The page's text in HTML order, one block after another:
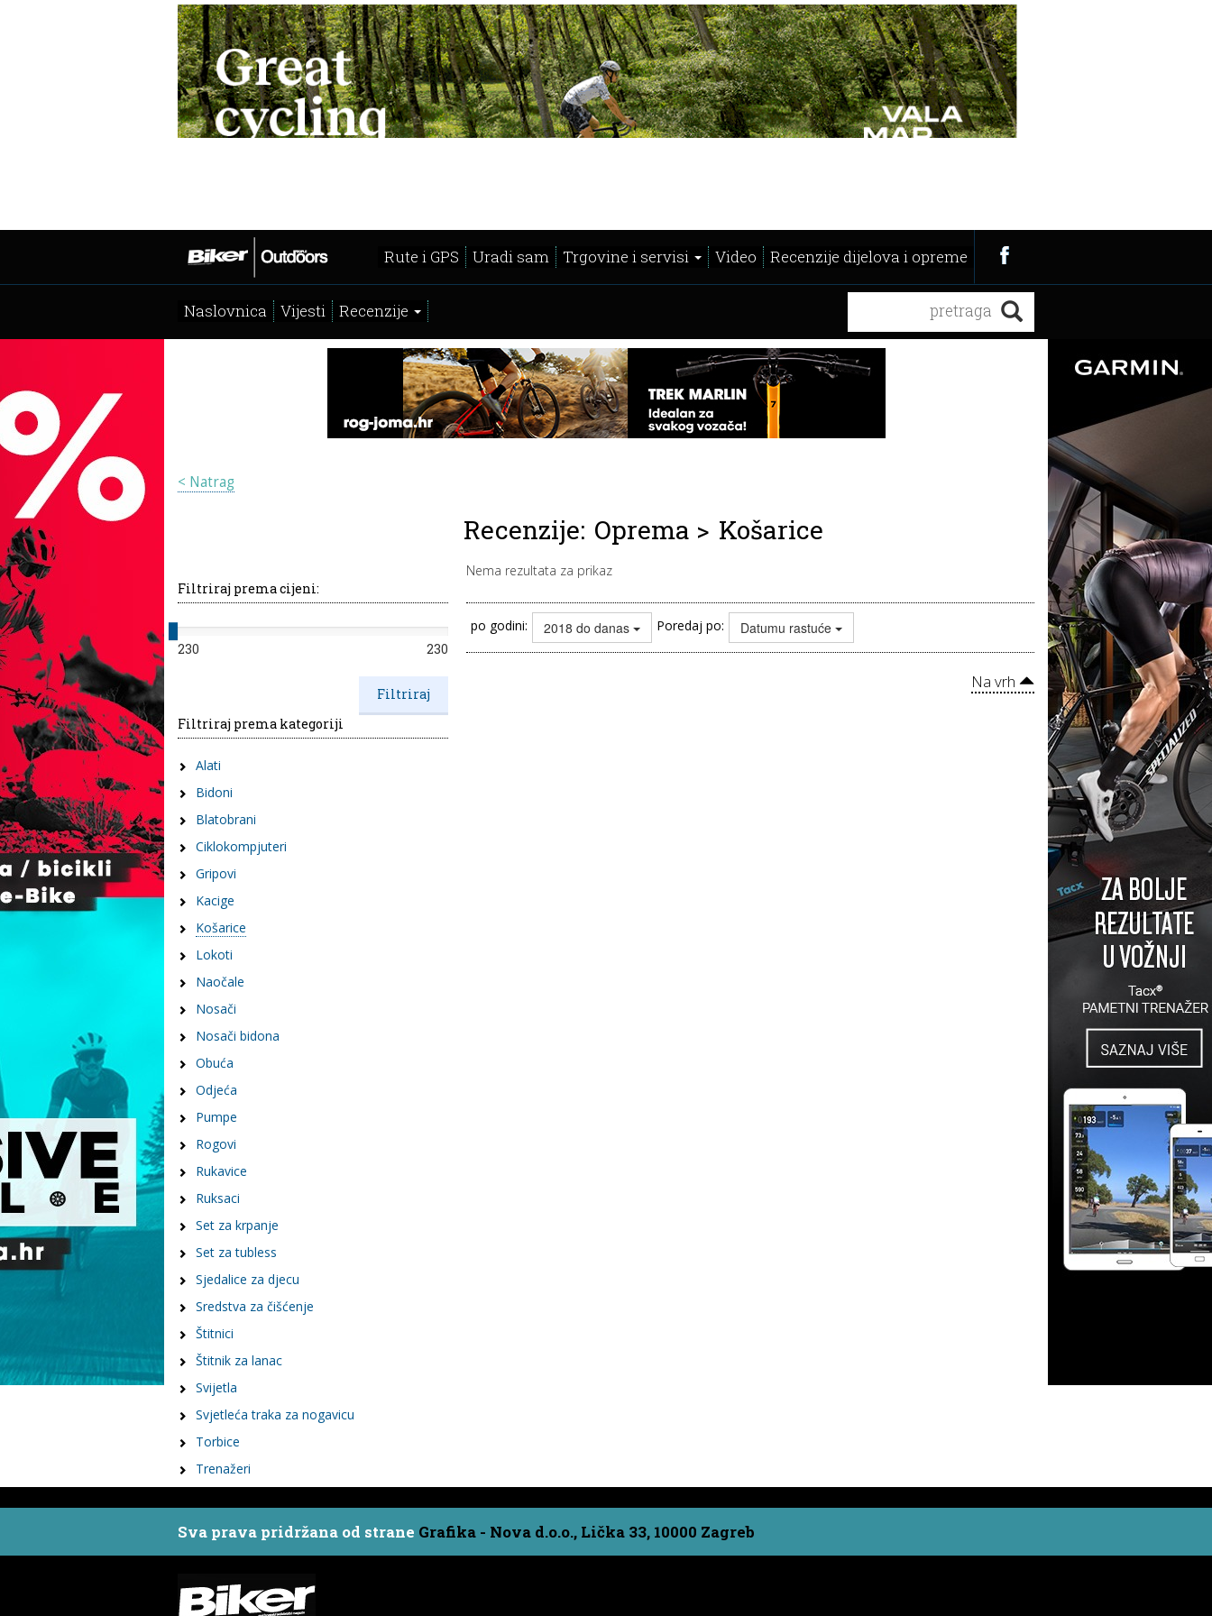
Rute i GPS Uradi sam Trgovine i servisi Video Recenzije dijelova i opreme
Naslovnica Vijesti Recenzije
< Natrag
Recenzije: Oprema > Košarice
Nema rezultata za prikaz
Filtriraj prema cijeni:
230 230
Filtriraj prema kategoriji
Alati
Bidoni
Blatobrani
Ciklokompjuteri
Gripovi
Kacige
Košarice
Lokoti
Naočale
Nosači
Nosači bidona
Obuća
Odjeća
Pumpe
Rogovi
Rukavice
Ruksaci
Set za krpanje
Set za tubless
Sjedalice za djecu
Sredstva za čišćenje
Štitnici
Štitnik za lanac
Svijetla
Svjetleća traka za nogavicu
Torbice
Trenažeri
po godini: 2018 do danas Poredaj po: Datumu rastuće
Na vrh
Sva prava pridržana od strane Grafika - Nova d.o.o., Lička 33, 10000 Zagreb